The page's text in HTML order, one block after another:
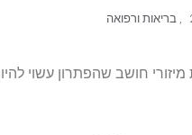
, בריאות ורפואה
חושב שהפתרון עשוי